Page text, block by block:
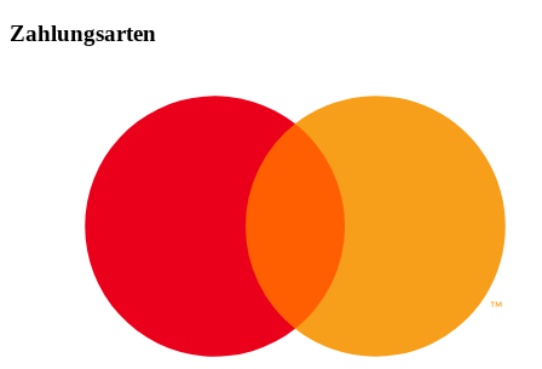
Zahlungsarten